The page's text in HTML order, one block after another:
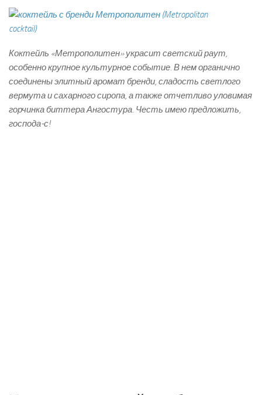
Коктейль «Метрополитен» украсит светский раут,
особенно крупное культурное событие. В нем органично
соединены элитный аромат бренди, сладость светлого
вермута и сахарного сиропа, а также отчетливо уловимая
горчинка биттера Ангостура. Честь имею предложить,
господа-с!